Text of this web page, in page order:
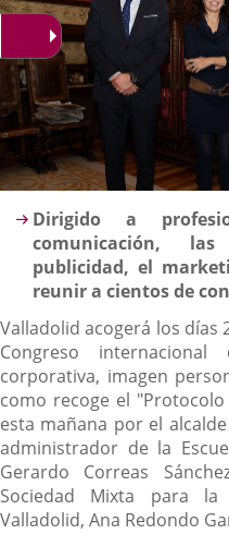
Descripción
Dirigido a
comunicación,
publicidad, el
reunir a cientos de
Valladolid acogerá los días
Congreso
corporativa, imagen
como recoge el
esta mañana por el
administrador de la
Gerardo Correas
Sociedad Mixta para
Valladolid, Ana Redondo